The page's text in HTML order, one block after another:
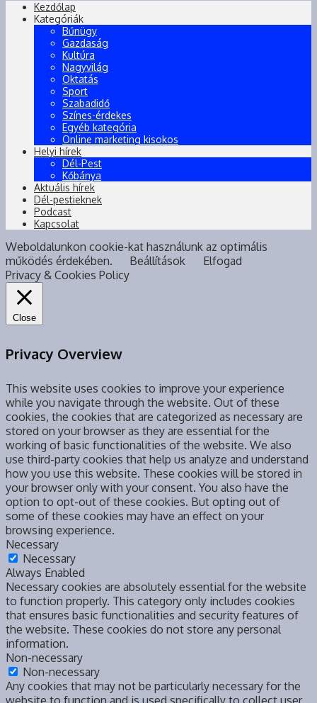
Kezdőlap
Kategóriák
Bűnügy
Gazdaság
Kultúra
Nagyvilág
Oktatás
Sport
Szabadidő
Színes-érdekes
Egyéb kategória
Online marketing kisokos
Helyi hírek
Dél-Pest
Kőbánya
Aktuális hírek
Dél-pestieknek
Podcast
Kapcsolat
Weboldalunkon cookie-kat használunk az optimális
működés érdekében.
Beállítások
Elfogad
Privacy & Cookies Policy
Close
Privacy Overview
This website uses cookies to improve your experience
while you navigate through the website. Out of these
cookies, the cookies that are categorized as necessary are
stored on your browser as they are essential for the
working of basic functionalities of the website. We also
use third-party cookies that help us analyze and understand
how you use this website. These cookies will be stored in
your browser only with your consent. You also have the
option to opt-out of these cookies. But opting out of
some of these cookies may have an effect on your
browsing experience.
Necessary
Necessary
Always Enabled
Necessary cookies are absolutely essential for the website
to function properly. This category only includes cookies
that ensures basic functionalities and security features of
the website. These cookies do not store any personal
information.
Non-necessary
Non-necessary
Any cookies that may not be particularly necessary for the